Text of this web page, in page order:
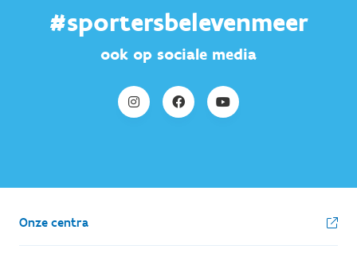
#sportersbelevenmeer
ook op sociale media
Onze centra